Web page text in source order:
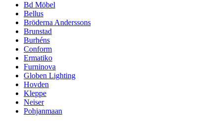
Bd Möbel
Bellus
Bröderna Anderssons
Brunstad
Burhéns
Conform
Ermatiko
Furninova
Globen Lighting
Hovden
Kleppe
Neiser
Pohjanmaan